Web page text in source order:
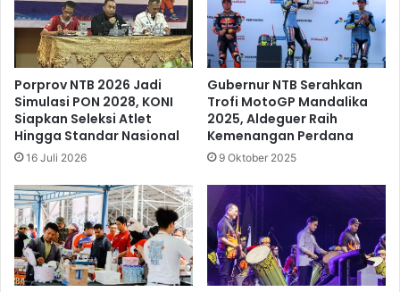
Porprov NTB 2026 Jadi
Simulasi PON 2028, KONI
Siapkan Seleksi Atlet
Hingga Standar Nasional
16 Juli 2026
Gubernur NTB Serahkan
Trofi MotoGP Mandalika
2025, Aldeguer Raih
Kemenangan Perdana
9 Oktober 2025